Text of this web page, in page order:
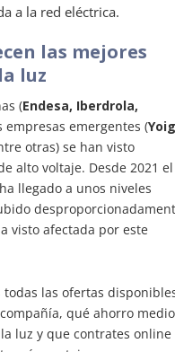
a la red eléctrica.
las mejores
luz
(Endesa, Iberdrola,
empresas emergentes (
otras) se han visto
alto voltaje. Desde 2021 el
llegado a unos niveles
visto afectada por este
las ofertas
qué ahorro medio
luz y que contrates online